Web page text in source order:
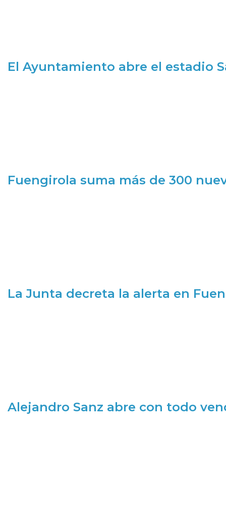
El Ayuntamiento abre el estadio
Fuengirola suma más de 300
La Junta decreta la alerta en
Alejandro Sanz abre con todo